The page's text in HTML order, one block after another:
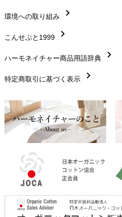
生地・素材chevron_right
お手入れについて chevron_right
レビューを書こうchevron_right
返品交換chevron_right
FAXでのご注文 chevron_right
お問い合わせchevron_right
環境への取り組み chevron_right
こんせぷと1999 chevron_right
ハーモネイチャー商品用語辞典 chevron_right
特定商取引に基づく表示 chevron_right